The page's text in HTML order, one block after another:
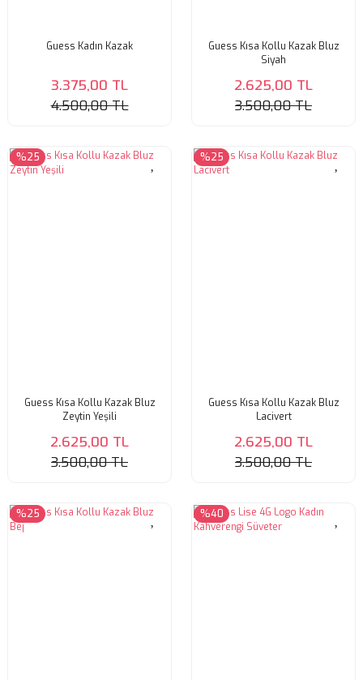
Guess Kadın Kazak
3.375,00 TL
4.500,00 TL
Guess Kısa Kollu Kazak Bluz
Siyah
2.625,00 TL
3.500,00 TL
%25
Guess Kısa Kollu Kazak Bluz
Zeytin Yeşili
2.625,00 TL
3.500,00 TL
%25
Guess Kısa Kollu Kazak Bluz
Lacivert
2.625,00 TL
3.500,00 TL
%25 %40